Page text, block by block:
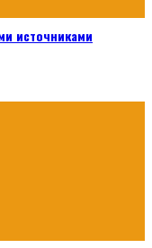
источниками